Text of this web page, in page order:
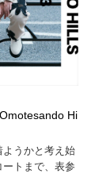
Hi
うかと考え始
トまで、表参